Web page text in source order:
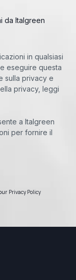
da Italgreen
in qualsiasi
eseguire questa
sulla privacy e
privacy, leggi
a Italgreen
per fornire il
Privacy Policy